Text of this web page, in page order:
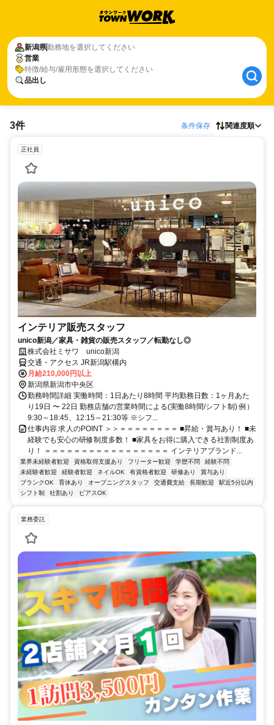
新潟県勤務地を選択してください
営業
特徴/給与/雇用形態を選択してください
品出し
3件 条件保存 関連度順
正社員
インテリア販売スタッフ
unico新潟／家具・雑貨の販売スタッフ／転勤なし◎
株式会社ミサワ unico新潟
交通・アクセス JR新潟駅構内
月給210,000円以上
新潟県新潟市中央区
勤務時間詳細 実働時間：1日あたり8時間 平均勤務日数：1ヶ月あた
り19日 〜 22日 勤務店舗の営業時間による(実働8時間/シフト制) 例）
9:30～18:45、12:15～21:30等 ※シフ...
仕事内容 求人のPOINT ＞＞＝＝＝＝＝＝＝＝ ■昇給・賞与あり！ ■未
経験でも安心の研修制度多数！ ■家具をお得に購入できる社割制度あ
り！ ＝＝＝＝＝＝＝＝＝＝＝＝＝＝＝＝＝ インテリアブランド...
業界未経験者歓迎 資格取得支援あり フリーター歓迎 学歴不問
経験不問
未経験者歓迎
経験者歓迎 ネイルOK 有資格者歓迎 研修あり
賞与あり
ブランクOK
育休あり オープニングスタッフ 交通費支給 長期歓迎
駅近5分以内
シフト制
社割あり ピアスOK
業務委託